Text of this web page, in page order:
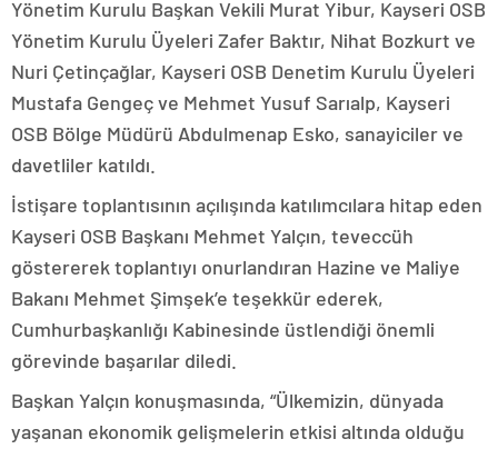
Yönetim Kurulu Başkan Vekili Murat Yibur, Kayseri OSB
Yönetim Kurulu Üyeleri Zafer Baktır, Nihat Bozkurt ve
Nuri Çetinçağlar, Kayseri OSB Denetim Kurulu Üyeleri
Mustafa Gengeç ve Mehmet Yusuf Sarıalp, Kayseri
OSB Bölge Müdürü Abdulmenap Esko, sanayiciler ve
davetliler katıldı.
İstişare toplantısının açılışında katılımcılara hitap eden
Kayseri OSB Başkanı Mehmet Yalçın, teveccüh
göstererek toplantıyı onurlandıran Hazine ve Maliye
Bakanı Mehmet Şimşek’e teşekkür ederek,
Cumhurbaşkanlığı Kabinesinde üstlendiği önemli
görevinde başarılar diledi.
Başkan Yalçın konuşmasında, “Ülkemizin, dünyada
yaşanan ekonomik gelişmelerin etkisi altında olduğu